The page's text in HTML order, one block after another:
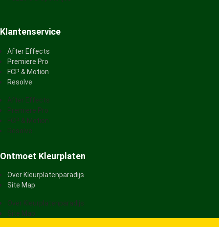
Klantenservice
After Effects
Premiere Pro
FCP & Motion
Resolve
After Effects
Premiere Pro
FCP & Motion
Resolve
Ontmoet Kleurplaten
Over Kleurplatenparadijs
Site Map
Over Kleurplatenparadijs
Site Map